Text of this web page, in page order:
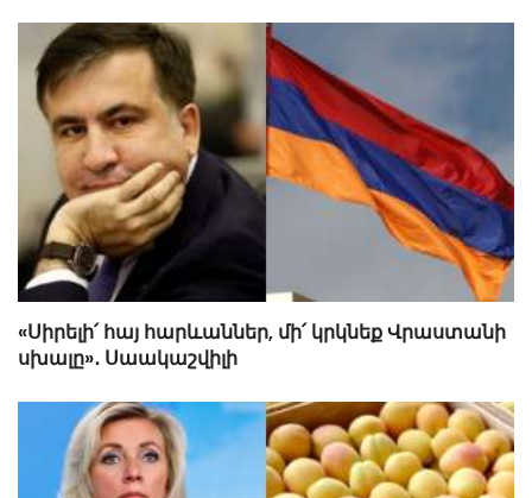
«Սիրելի՛ հայ հարևաններ, մի՛ կրկնեք Վրաստանի
սխալը»․ Սաակաշվիլի